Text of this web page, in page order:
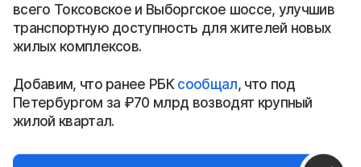
всего Токсовское и Выборгское шоссе, улучшив
транспортную доступность для жителей новых
жилых комплексов.
Добавим, что ранее РБК сообщал, что под
Петербургом за ₽70 млрд возводят крупный
жилой квартал.